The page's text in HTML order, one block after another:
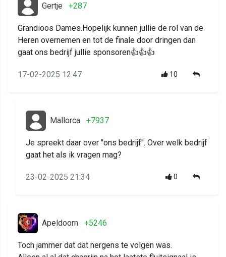
Gertje +287
Grandioos Dames.Hopelijk kunnen jullie de rol van de
Heren overnemen en tot de finale door dringen dan
gaat ons bedrijf jullie sponsoren👍👍👍
17-02-2025 12:47 10
Mallorca +7937
Je spreekt daar over ''ons bedrijf''. Over welk bedrijf
gaat het als ik vragen mag?
23-02-2025 21:34 0
Apeldoorn +5246
Toch jammer dat dat nergens te volgen was.